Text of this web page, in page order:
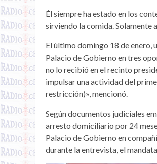
Él siempre ha estado en los
sirviendo la comida. Solamente
El último domingo 18 de enero,
Palacio de Gobierno en tres
no lo recibió en el recinto
impulsar una actividad del
restricción)», mencionó.
Según documentos judiciales
arresto domiciliario por 24
Palacio de Gobierno en
durante la entrevista, el